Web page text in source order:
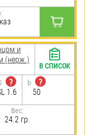
и
(нерж.)
?
1.6
b
?
50
Вес:
24.2 гр.
В СПИСОК